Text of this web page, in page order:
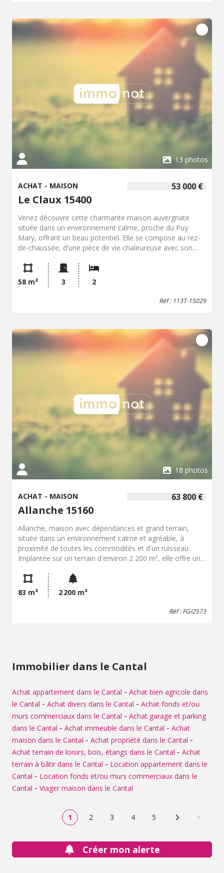
terrain d'environ 574 m², offrant un espace extérieur
agréable. VISITE VIRTUELLE disponible sur demande.
Honoraires à la charge du vendeur. Logement à
consommation énergétique excessive : Classe énergie F,
Classe climat F Montant estimé des dépenses annuelles
d'énergie pour un usage standard : entre 3590.00 € et
4900.00 € sur les années 2021, 2022 et 2023
(abonnements compris). Les informations sur les risques
auxquels ce bien est exposé sont disponibles sur le site
Géorisques : georisques.gouv.fr.
13 photos
53 000 €
ACHAT - MAISON
Le Claux 15400
Venez découvrir cette charmante maison auvergnate
située dans un environnement calme, proche du Puy
Mary, offrant un beau potentiel. Elle se compose au rez-
de-chaussée, d'une pièce de vie chaleureuse avec son
d'eau avec WC et une seconde chambre. À l'étage, un
grenier aménageable offre de belles possibilités
d'agrandissement selon vos envies et vos besoins. À
l'extérieur, un abri avec arrivée d'eau et électricité
extérieur agréable. VISITE VIRTUELLE disponible sur
demande. Honoraires à la charge du vendeur. Non
soumis au DPE. Les informations sur les risques auxquels
ce bien est exposé sont disponibles sur le site Géorisques
58 m² 3 2
Réf : 113T-15029
18 photos
63 800 €
ACHAT - MAISON
Allanche 15160
Allanche, maison avec dépendances et grand terrain,
située dans un environnement calme et agréable, à
proximité de toutes les commodités et d'un ruisseau.
Implantée sur un terrain d'environ 2 200 m², elle offre un
restant proche des commerces et services. La maison se
compose d'une cuisine, d'un salon-salle à manger
lumineux avec accès au balcon, de deux chambres et
d'une salle d'eau. Côté dépendances, vous bénéficierez
Consommation énergétique annuelle moyenne: entre
2021,2022,2023)
83 m² 2 200 m²
Réf : FG/2573
Immobilier dans le Cantal
Achat appartement dans le Cantal - Achat bien agricole dans
le Cantal - Achat divers dans le Cantal - Achat fonds et/ou
murs commerciaux dans le Cantal - Achat garage et parking
dans le Cantal - Achat immeuble dans le Cantal - Achat
maison dans le Cantal - Achat propriété dans le Cantal -
Achat terrain de loisirs, bois, étangs dans le Cantal - Achat
terrain à bâtir dans le Cantal - Location appartement dans le
Cantal - Location fonds et/ou murs commerciaux dans le
Cantal - Viager maison dans le Cantal
1 2 3 4 5 Page suivante
Créer mon alerte